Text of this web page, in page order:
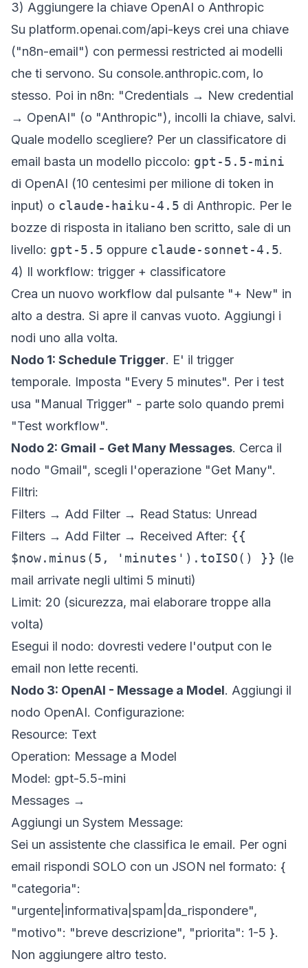
3) Aggiungere la chiave OpenAI o Anthropic
Su platform.openai.com/api-keys crei una chiave
("n8n-email") con permessi restricted ai modelli
che ti servono. Su console.anthropic.com, lo
stesso. Poi in n8n: "Credentials → New credential
→ OpenAI" (o "Anthropic"), incolli la chiave, salvi.
Quale modello scegliere? Per un classificatore di
email basta un modello piccolo: gpt-5.5-mini
di OpenAI (10 centesimi per milione di token in
input) o claude-haiku-4.5 di Anthropic. Per le
bozze di risposta in italiano ben scritto, sale di un
livello: gpt-5.5 oppure claude-sonnet-4.5.
4) Il workflow: trigger + classificatore
Crea un nuovo workflow dal pulsante "+ New" in
alto a destra. Si apre il canvas vuoto. Aggiungi i
nodi uno alla volta.
Nodo 1: Schedule Trigger. E' il trigger
temporale. Imposta "Every 5 minutes". Per i test
usa "Manual Trigger" - parte solo quando premi
"Test workflow".
Nodo 2: Gmail - Get Many Messages. Cerca il
nodo "Gmail", scegli l'operazione "Get Many".
Filtri:
Filters → Add Filter → Read Status: Unread
Filters → Add Filter → Received After: {{
$now.minus(5, 'minutes').toISO() }} (le
mail arrivate negli ultimi 5 minuti)
Limit: 20 (sicurezza, mai elaborare troppe alla
volta)
Esegui il nodo: dovresti vedere l'output con le
email non lette recenti.
Nodo 3: OpenAI - Message a Model. Aggiungi il
nodo OpenAI. Configurazione:
Resource: Text
Operation: Message a Model
Model: gpt-5.5-mini
Messages →
Aggiungi un System Message:
Sei un assistente che classifica le email. Per ogni
email rispondi SOLO con un JSON nel formato: {
"categoria":
"urgente|informativa|spam|da_rispondere",
"motivo": "breve descrizione", "priorita": 1-5 }.
Non aggiungere altro testo.